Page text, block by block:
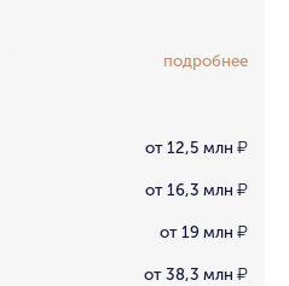
подробнее
от 12,5 млн ₽
от 16,3 млн ₽
от 19 млн ₽
от 38,3 млн ₽